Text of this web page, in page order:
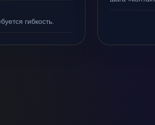
гибкость.